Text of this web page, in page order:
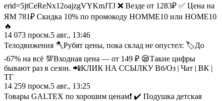
erid=5jtCeReNx12oajzgVYKmJTJ ❌ Везде от 1283₽ ✅ Цена на
ЯМ 781₽ Скидка 10% по промокоду HOMME10 или HOME10
🔥
14 073 просм.5 авг., 13:46
Телодвижения 🪓Рубят цены, пока склад не опустел: 🏷️До
-67% на всё 💯Входная цена — от 149 ₽ 😪Такие цифры
бывают раз в сезон. 📲КЛИК НА ССЫЛКУ Вб/Оз | Чат | ВК |
ТГ
14 259 просм.5 авг., 13:25
Товары GALTEX по хорошим ценам❗ ✔️ Подушка детская